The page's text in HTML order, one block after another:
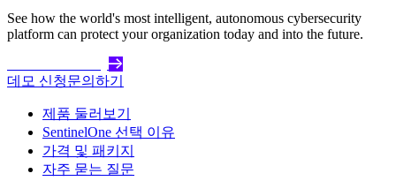
See how the world's most intelligent, autonomous cybersecurity
platform can protect your organization today and into the future.
데모 신청문의하기
제품 둘러보기
SentinelOne 선택 이유
가격 및 패키지
자주 묻는 질문